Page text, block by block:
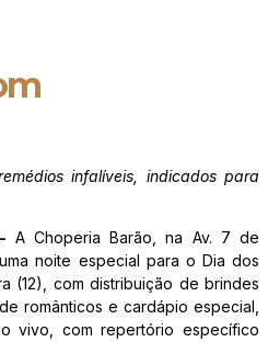
infalíveis, indicados para
A Choperia Barão, na Av. 7 de
noite especial para o Dia dos
(12), com distribuição de brindes
românticos e cardápio especial,
vivo, com repertório específico